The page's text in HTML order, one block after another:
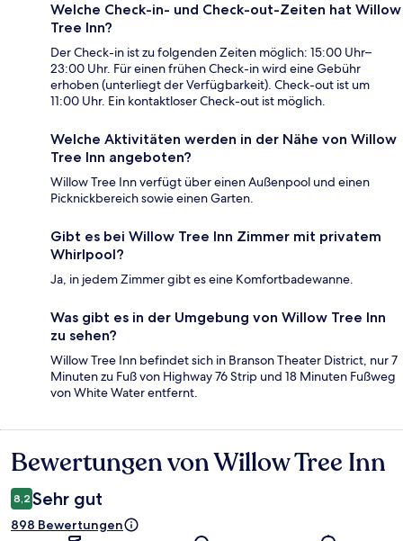
Welche Check-in- und Check-out-Zeiten hat Willow
Tree Inn?
Der Check-in ist zu folgenden Zeiten möglich: 15:00 Uhr–
23:00 Uhr. Für einen frühen Check-in wird eine Gebühr
erhoben (unterliegt der Verfügbarkeit). Check-out ist um
11:00 Uhr. Ein kontaktloser Check-out ist möglich.
Welche Aktivitäten werden in der Nähe von Willow
Tree Inn angeboten?
Willow Tree Inn verfügt über einen Außenpool und einen
Picknickbereich sowie einen Garten.
Gibt es bei Willow Tree Inn Zimmer mit privatem
Whirlpool?
Ja, in jedem Zimmer gibt es eine Komfortbadewanne.
Was gibt es in der Umgebung von Willow Tree Inn
zu sehen?
Willow Tree Inn befindet sich in Branson Theater District, nur 7
Minuten zu Fuß von Highway 76 Strip und 18 Minuten Fußweg
von White Water entfernt.
Bewertungen
Bewertungen von Willow Tree Inn
8,2 Sehr gut
898 Bewertungen